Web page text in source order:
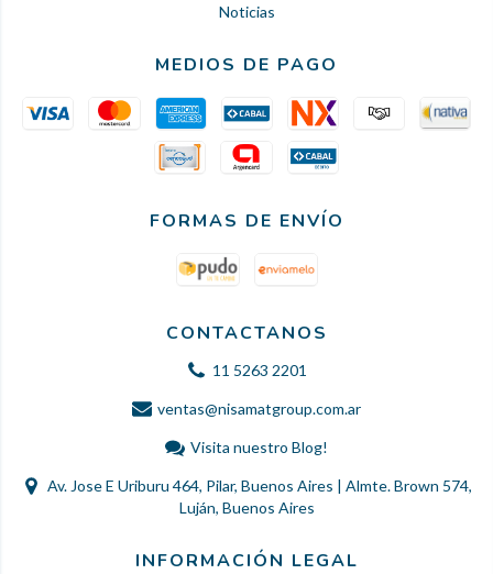
Noticias
MEDIOS DE PAGO
FORMAS DE ENVÍO
CONTACTANOS
11 5263 2201
ventas@nisamatgroup.com.ar
Visita nuestro Blog!
Av. Jose E Uriburu 464, Pilar, Buenos Aires | Almte. Brown 574,
Luján, Buenos Aires
INFORMACIÓN LEGAL